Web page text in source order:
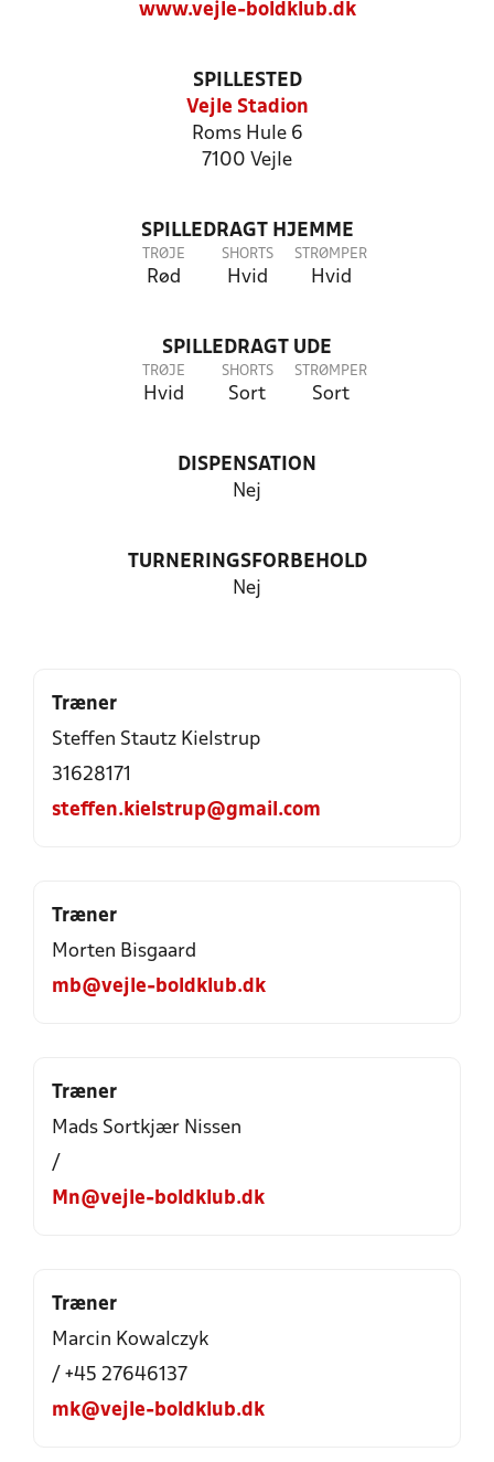
www.vejle-boldklub.dk
SPILLESTED
Vejle Stadion
Roms Hule 6
7100 Vejle
SPILLEDRAGT HJEMME
TRØJE
Rød
SHORTS
Hvid
STRØMPER
Hvid
SPILLEDRAGT UDE
TRØJE
Hvid
SHORTS
Sort
STRØMPER
Sort
DISPENSATION
Nej
TURNERINGSFORBEHOLD
Nej
Træner
Steffen Stautz Kielstrup
31628171
steffen.kielstrup@gmail.com
Træner
Morten Bisgaard
mb@vejle-boldklub.dk
Træner
Mads Sortkjær Nissen
/
Mn@vejle-boldklub.dk
Træner
Marcin Kowalczyk
/ +45 27646137
mk@vejle-boldklub.dk